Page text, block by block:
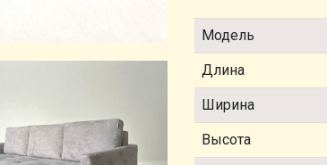
Модель
Длина
Ширина
Высота